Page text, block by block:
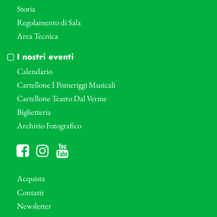
Storia
Regolamento di Sala
Area Tecnica
I nostri eventi
Calendario
Cartellone I Pomeriggi Musicali
Cartellone Teatro Dal Verme
Biglietteria
Archivio Fotografico
Acquista
Contatti
Newsletter